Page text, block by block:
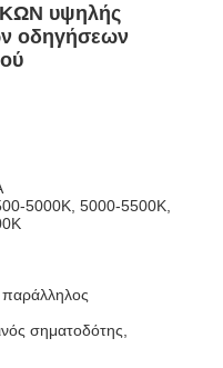
υψηλής
οδηγήσεων
5000K, 5000-5500K,
παράλληλος
σηματοδότης,